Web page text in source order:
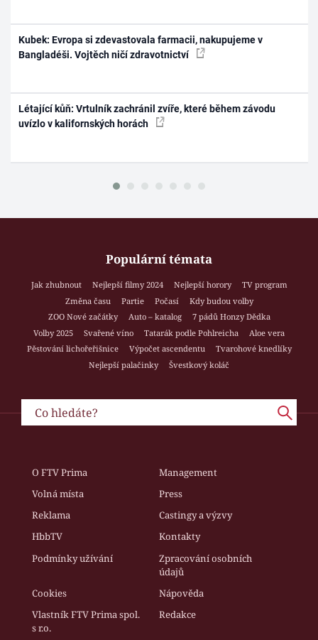
Kubek: Evropa si zdevastovala farmacii, nakupujeme v
Bangladéši. Vojtěch ničí zdravotnictví
Létající kůň: Vrtulník zachránil zvíře, které během závodu
uvízlo v kalifornských horách
Populární témata
Jak zhubnout Nejlepší filmy 2024 Nejlepší horory
TV program
Změna času
Partie Počasí
Kdy budou volby
ZOO Nové začátky
Auto – katalog
7 pádů Honzy Dědka
Volby 2025
Svařené víno Tatarák podle Pohlreicha
Aloe vera
Pěstování lichořeřišnice
Výpočet ascendentu
Tvarohové knedlíky
Nejlepší palačinky
Švestkový koláč
O FTV Prima
Management
Volná místa
Press
Reklama
Castingy a výzvy
HbbTV
Kontakty
Podmínky užívání
Zpracování osobních
údajů
Cookies
Nápověda
Vlastník FTV Prima spol.
s r.o.
Redakce